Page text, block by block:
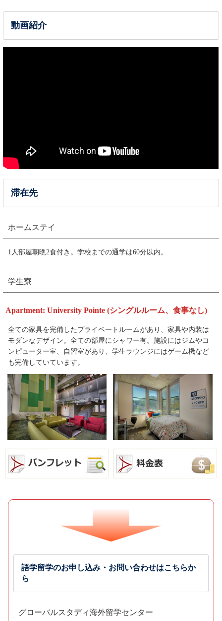
動画紹介
滞在先
ホームステイ
1人部屋朝晩2食付き。学校までの通学は60分以内。
学生寮
Apartment: University Pointe (シングルルーム、食事なし)
全ての家具を完備したプライベートルームがあり、家具や内装は
モダンなデザイン。全ての部屋にシャワー有。施設にはジムやコ
ンピューター室、自習室があり、学生ラウンジにはゲーム機など
も完備していています。
語学留学のお申し込み・お問い合わせはこちらか
ら
グローバルスタディ海外留学センター